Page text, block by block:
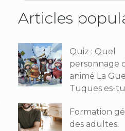
Articles
Quiz : Quel
personnage
animé La
Tuques es-
Formation
des adultes: